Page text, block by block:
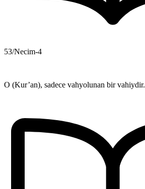
53/Necim-4
O (Kur’an), sadece vahyolunan bir vahiydir.